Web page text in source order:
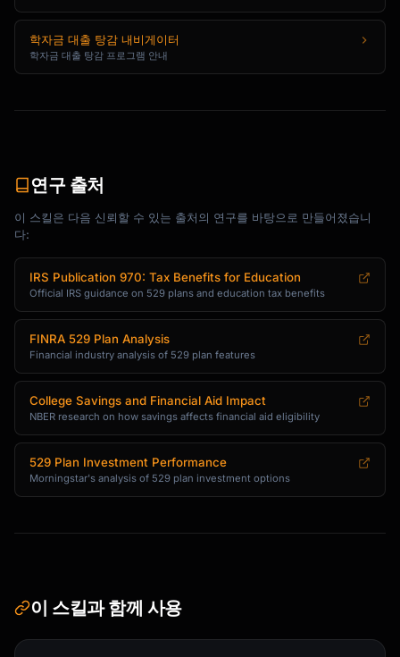
California):
Choose best-rated plan regardless of state.
Top plans: Utah, Nevada, New York
```
---
## CONTRIBUTION STRATEGIES
### How Much to Save
```
SAVINGS CALCULATION
═════════════════════════════════════════════
═════════════════
CURRENT COLLEGE COSTS (2024):
─────────────────────────────────────────────
────────────────
In-state public (4 years): ~$110,000
Private college (4 years): ~$230,000
─────────────────────────────────────────────
학자금 대출 탕감 내비게이터
학자금 대출 탕감 프로그램 안내
연구 출처
이 스킬은 다음 신뢰할 수 있는 출처의 연구를 바탕으로 만들어졌습니
다:
IRS Publication 970: Tax Benefits for Education
Official IRS guidance on 529 plans and education tax benefits
FINRA 529 Plan Analysis
Financial industry analysis of 529 plan features
College Savings and Financial Aid Impact
NBER research on how savings affects financial aid eligibility
529 Plan Investment Performance
Morningstar's analysis of 529 plan investment options
이 스킬과 함께 사용